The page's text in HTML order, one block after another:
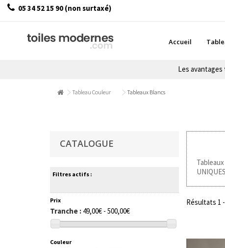
05 34 52 15 90 (non surtaxé)
Accueil
Les avantages
Tableau Couleur Tableaux Blancs
Résultats 1
CATALOGUE
Filtres actifs :
Prix
Tranche : 49,00€ - 500,00€
Couleur